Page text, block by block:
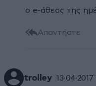
ο e-άθεος της
Απαντήστε
trolley 13·04·2017